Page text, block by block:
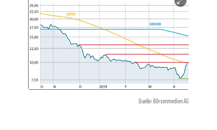
Quelle: Börsenmedien AG